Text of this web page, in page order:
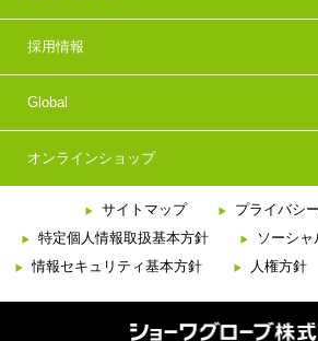
採用情報
Global
オンラインショップ
サイトマップ
プライバシ
特定個人情報取扱基本方針
ソーシ
情報セキュリティ基本方針
人権方針